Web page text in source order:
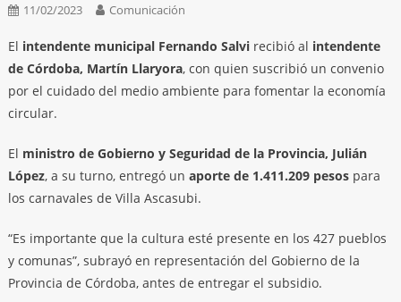
11/02/2023 Comunicación
El intendente municipal Fernando Salvirecibió al intendente
de Córdoba, Martín Llaryora, con quien suscribió un convenio
por el cuidado del medio ambiente para fomentar la economía
circular.
El ministro de Gobierno y Seguridad de la Provincia, Julián
López, a su turno, entregó un aporte de 1.411.209 pesospara
los carnavales de Villa Ascasubi.
“Es importante que la cultura esté presente en los 427 pueblos
y comunas”, subrayó en representación del Gobierno de la
Provincia de Córdoba, antes de entregar el subsidio.